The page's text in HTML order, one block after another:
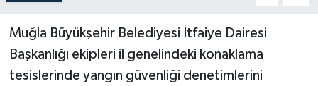
Muğla Büyükşehir Belediyesi İtfaiye Dairesi
Başkanlığı ekipleri il genelindeki konaklama
tesislerinde yangın güvenliği denetimlerini